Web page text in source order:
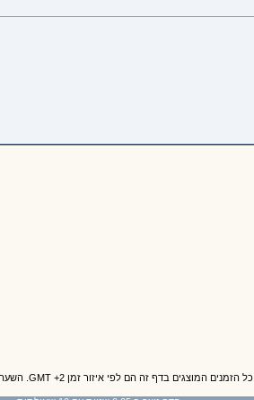
כל הזמנים המוצגים בדף זה הם לפי איזור זמן GMT +2. השעה כעת היא